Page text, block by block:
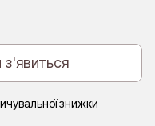
знижки